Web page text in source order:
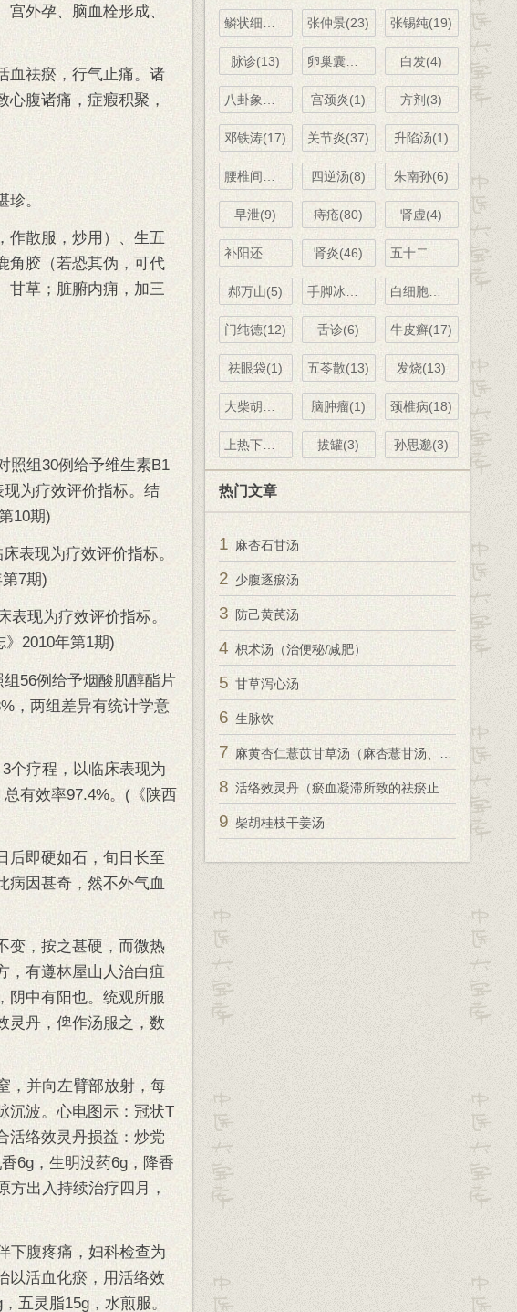
外孕、脑血栓形成、
血祛瘀，行气止痛。诸
腹诸痛，症瘕积聚，
。
作散服，炒用）、生五
角胶（若恐其伪，可代
甘草；脏腑内痈，加三
照组30例给予维生素B1
为疗效评价指标。结
10期)
表现为疗效评价指标。
7期)
现为疗效评价指标。
2010年第1期)
56例给予烟酸肌醇酯片
，两组差异有统计学意
个疗程，以临床表现为
有效率97.4%。(《陕西
后即硬如石，旬日长至
病因甚奇，然不外气血
变，按之甚硬，而微热
，有遵林屋山人治白疽
阴中有阳也。统观所服
灵丹，俾作汤服之，数
，并向左臂部放射，每
沉波。心电图示：冠状T
活络效灵丹损益：炒党
6g，生明没药6g，降香
方出入持续治疗四月，
下腹疼痛，妇科检查为
以活血化瘀，用活络效
五灵脂15g，水煎服。
张仲景(23) 张锡纯(19)
脉诊(13) 卵巢囊肿(2) 白发(4)
宫颈炎(1) 方剂(3)
邓铁涛(17) 关节炎(37) 升陷汤(1)
四逆汤(8) 朱南孙(6)
早泄(9) 痔疮(80) 肾虚(4)
补阳还五汤(13) 肾炎(46)
郝万山(5) 白细胞减少(1)
门纯德(12) 舌诊(6) 牛皮癣(17)
祛眼袋(1) 五苓散(13) 发烧(13)
脑肿瘤(1) 颈椎病(18)
上热下寒(5) 拔罐(3) 孙思邈(3)
热门文章
1 麻杏石甘汤
2 少腹逐瘀汤
3 防己黄芪汤
4 枳术汤（治便秘/减肥）
5 甘草泻心汤
6 生脉饮
7 麻黄杏仁薏苡甘草汤（麻杏薏甘汤、麻杏苡甘汤）
8 活络效灵丹（瘀血凝滞所致的祛瘀止痛）
9 柴胡桂枝干姜汤